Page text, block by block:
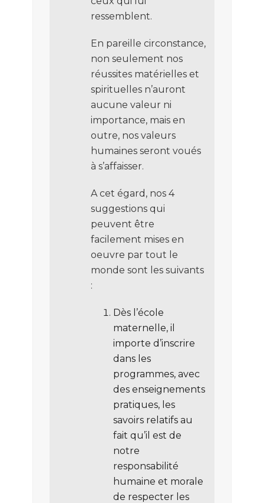
ressemblent.
En pareille circonstance,
non seulement nos
réussites matérielles et
spirituelles n’auront
aucune valeur ni
importance, mais en
outre, nos valeurs
humaines seront voués
à s’affaisser.
A cet égard, nos 4
suggestions qui
peuvent être
facilement mises en
oeuvre par tout le
monde sont les suivants
:
Dès l’école
maternelle, il
importe d’inscrire
dans les
programmes, avec
des enseignements
pratiques, les
savoirs relatifs au
fait qu’il est de
notre
responsabilité
humaine et morale
de respecter les